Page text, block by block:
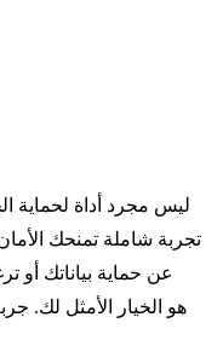
تجربة شاملة تمنحك
عن حماية بياناتك